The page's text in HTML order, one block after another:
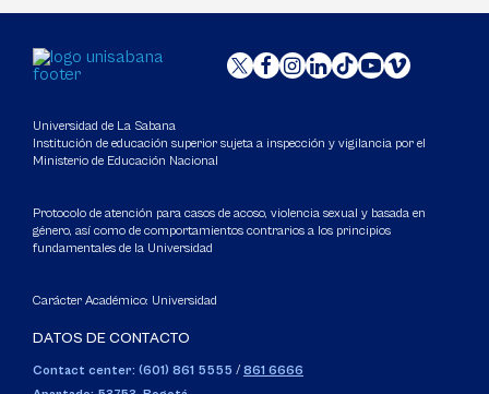
Universidad de La Sabana
Institución de educación superior sujeta a inspección y vigilancia por el
Ministerio de Educación Nacional
Protocolo de atención para casos de acoso, violencia sexual y basada en
género, así como de comportamientos contrarios a los principios
fundamentales de la Universidad
Carácter Académico: Universidad
DATOS DE CONTACTO
Contact center: (601) 861 5555 / 861 6666